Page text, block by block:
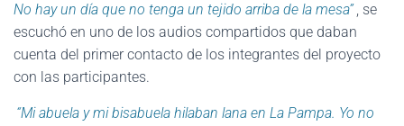
No hay un día que no tenga un tejido arriba de la mesa” , se
escuchó en uno de los audios compartidos que daban
cuenta del primer contacto de los integrantes del proyecto
con las participantes.
“Mi abuela y mi bisabuela hilaban lana en La Pampa. Yo no